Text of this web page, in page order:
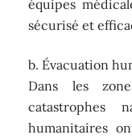
équipes
sécurisé et
b. Évacuation
Dans les
catastrophes
humanitaires